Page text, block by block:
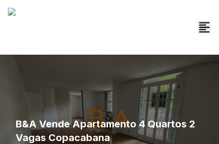
B&A Vende Apartamento 4 Quartos 2
Vagas Copacabana